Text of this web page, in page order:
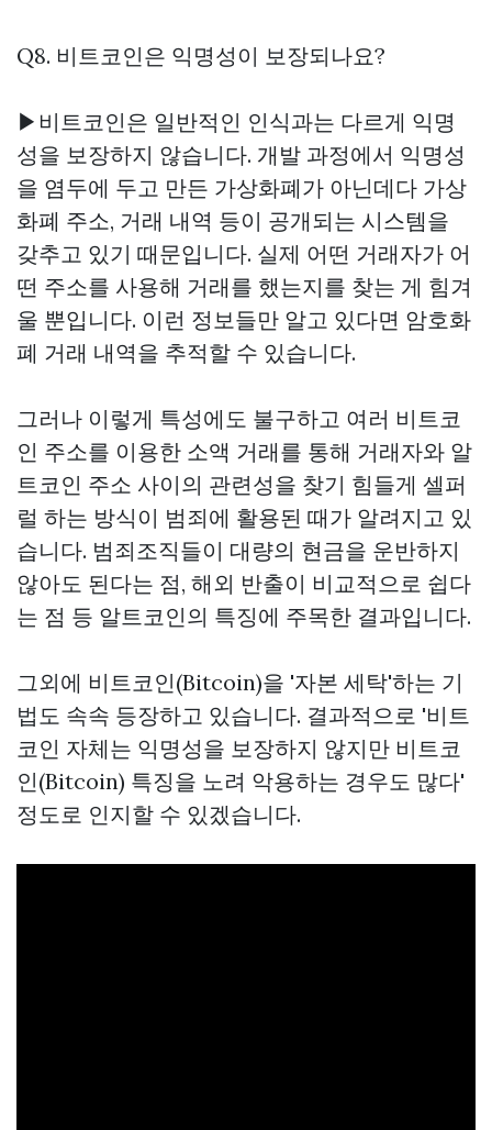
Q8. 비트코인은 익명성이 보장되나요?
▶비트코인은 일반적인 인식과는 다르게 익명
성을 보장하지 않습니다. 개발 과정에서 익명성
을 염두에 두고 만든 가상화폐가 아닌데다 가상
화폐 주소, 거래 내역 등이 공개되는 시스템을
갖추고 있기 때문입니다. 실제 어떤 거래자가 어
떤 주소를 사용해 거래를 했는지를 찾는 게 힘겨
울 뿐입니다. 이런 정보들만 알고 있다면 암호화
폐 거래 내역을 추적할 수 있습니다.
그러나 이렇게 특성에도 불구하고 여러 비트코
인 주소를 이용한 소액 거래를 통해 거래자와 알
트코인 주소 사이의 관련성을 찾기 힘들게 셀퍼
럴 하는 방식이 범죄에 활용된 때가 알려지고 있
습니다. 범죄조직들이 대량의 현금을 운반하지
않아도 된다는 점, 해외 반출이 비교적으로 쉽다
는 점 등 알트코인의 특징에 주목한 결과입니다.
그외에 비트코인(Bitcoin)을 '자본 세탁'하는 기
법도 속속 등장하고 있습니다. 결과적으로 '비트
코인 자체는 익명성을 보장하지 않지만 비트코
인(Bitcoin) 특징을 노려 악용하는 경우도 많다'
정도로 인지할 수 있겠습니다.